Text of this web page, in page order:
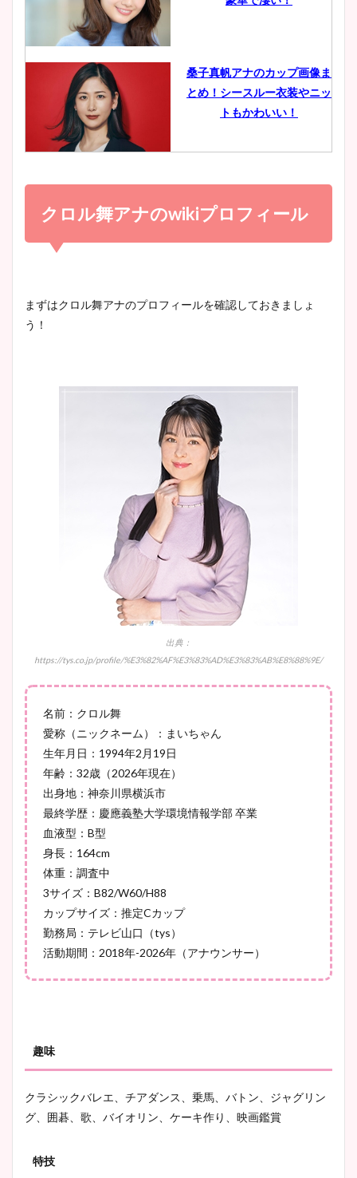
ヤバすぎww原因や痩せたダ
豊島実季アナのカップ画像ま
とめ！美脚や水着姿に年齢も
宇賀神メグアナのニット画像
桑子真帆アナのカップ画像ま
とめ！シースルー衣装やニッ
トもかわいい！
小室瑛莉子のカップ画像まと
め！足が美脚でニット衣装も
かわいい！
清水麻椰アナのかわいい画
大家彩香アナのかわいいカッ
プ画像まとめ！同期や実家に
安藤萌々アナのカップ画像や
ニット衣装まとめ！美足の筋
肉も凄い！
ヤバすぎww原因や痩せたダ
豊島実季アナのカップ画像ま
とめ！美脚や水着姿に年齢も
宇賀神メグアナのニット画像
まとめ！足も美脚でカップも
池谷実悠アナのメガネ画像が
クロル舞アナのwikiプロフィール
まずはクロル舞アナのプロフィールを確認しておきましょ
う！
出典：
https://tys.co.jp/profile/%E3%82%AF%E3%83%AD%E3%83%AB%E8%88%9E/
名前：クロル舞
愛称（ニックネーム）：まいちゃん
生年月日：1994年2月19日
年齢：32歳（2026年現在）
出身地：神奈川県横浜市
最終学歴：慶應義塾大学環境情報学部 卒業
血液型：B型
身長：164cm
体重：調査中
3サイズ：B82/W60/H88
カップサイズ：推定Cカップ
勤務局：テレビ山口（tys）
活動期間：2018年-2026年（アナウンサー）
趣味
クラシックバレエ、チアダンス、乗馬、バトン、ジャグリン
グ、囲碁、歌、バイオリン、ケーキ作り、映画鑑賞
特技